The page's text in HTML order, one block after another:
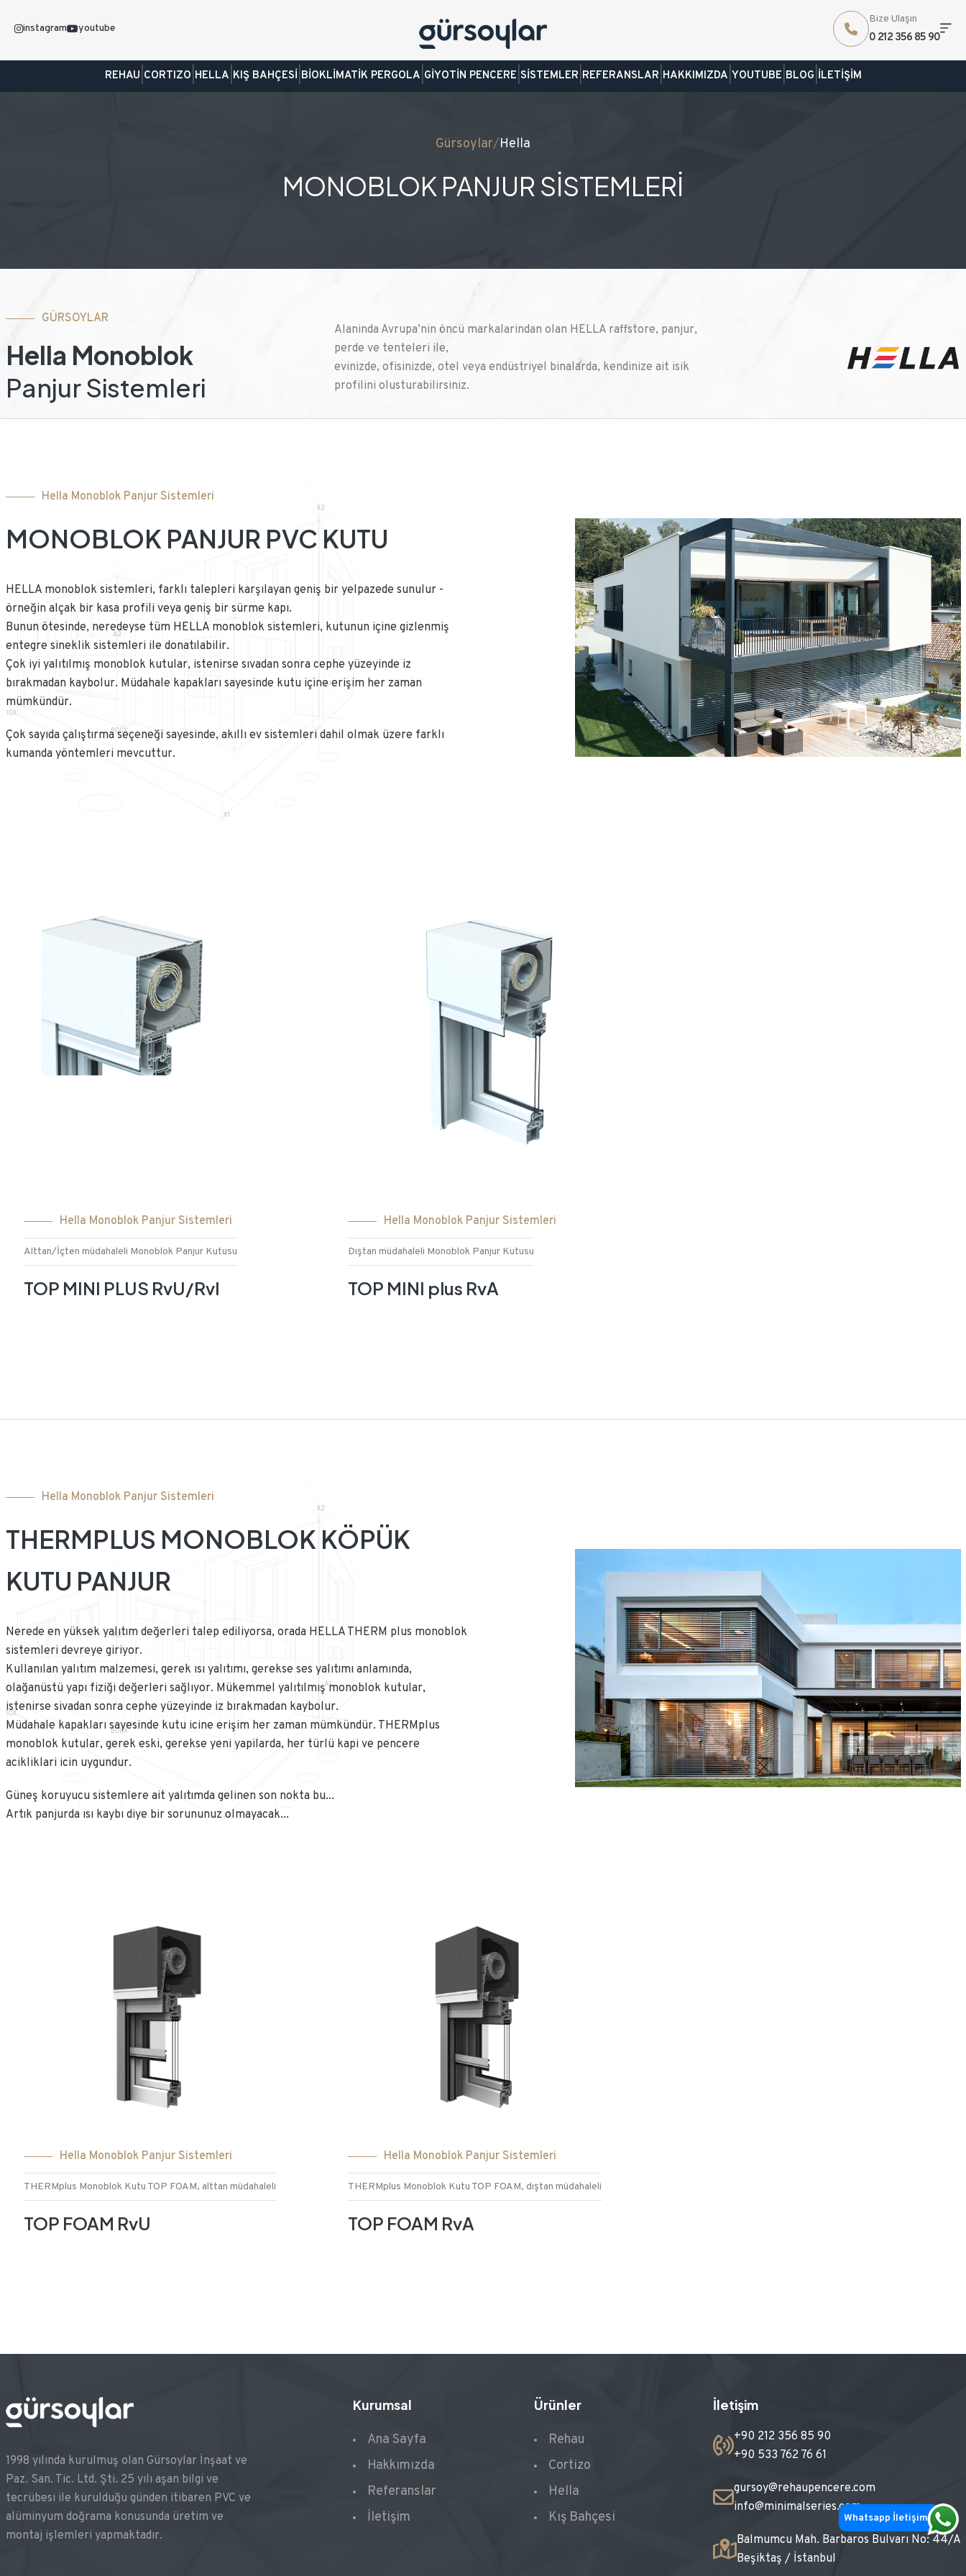
instagram youtube
REHAU CORTIZO HELLA KIŞ BAHÇESİ BİOKLİMATİK PERGOLA GİYOTİN PENCERE SİSTEMLER REFERANSLAR HAKKIMIZDA YOUTUBE BLOG İLETİŞİM
Bize Ulaşın
0 212 356 85 90
Gürsoylar/Hella
MONOBLOK PANJUR SİSTEMLERİ
GÜRSOYLAR
Hella Monoblok
Panjur Sistemleri
Alaninda Avrupa’nin öncü markalarindan olan HELLA raffstore, panjur,
perde ve tenteleri ile,
evinizde, ofisinizde, otel veya endüstriyel binalarda, kendinize ait isik
profilini olusturabilirsiniz.
Hella Monoblok Panjur Sistemleri
MONOBLOK PANJUR PVC KUTU
HELLA monoblok sistemleri, farklı talepleri karşılayan geniş bir yelpazede sunulur -
örneğin alçak bir kasa profili veya geniş bir sürme kapı.
Bunun ötesinde, neredeyse tüm HELLA monoblok sistemleri, kutunun içine gizlenmiş
entegre sineklik sistemleri ile donatılabilir.
Çok iyi yalıtılmış monoblok kutular, istenirse sıvadan sonra cephe yüzeyinde iz
bırakmadan kaybolur. Müdahale kapakları sayesinde kutu içine erişim her zaman
mümkündür.
Çok sayıda çalıştırma seçeneği sayesinde, akıllı ev sistemleri dahil olmak üzere farklı
kumanda yöntemleri mevcuttur.
Hella Monoblok Panjur Sistemleri
Alttan/İçten müdahaleli Monoblok Panjur Kutusu
TOP MINI PLUS RvU/RvI
Hella Monoblok Panjur Sistemleri
Dıştan müdahaleli Monoblok Panjur Kutusu
TOP MINI plus RvA
Hella Monoblok Panjur Sistemleri
THERMPLUS MONOBLOK KÖPÜK
KUTU PANJUR
Nerede en yüksek yalıtım değerleri talep ediliyorsa, orada HELLA THERM plus monoblok
sistemleri devreye giriyor.
Kullanılan yalıtım malzemesi, gerek ısı yalıtımı, gerekse ses yalıtımı anlamında,
olağanüstü yapı fiziği değerleri sağlıyor. Mükemmel yalıtılmış monoblok kutular,
istenirse sivadan sonra cephe yüzeyinde iz bırakmadan kaybolur.
Müdahale kapakları sayesinde kutu icine erişim her zaman mümkündür. THERMplus
monoblok kutular, gerek eski, gerekse yeni yapilarda, her türlü kapi ve pencere
acikliklari icin uygundur.
Güneş koruyucu sistemlere ait yalıtımda gelinen son nokta bu...
Artık panjurda ısı kaybı diye bir sorununuz olmayacak...
Hella Monoblok Panjur Sistemleri
THERMplus Monoblok Kutu TOP FOAM, alttan müdahaleli
TOP FOAM RvU
Hella Monoblok Panjur Sistemleri
THERMplus Monoblok Kutu TOP FOAM, dıştan müdahaleli
TOP FOAM RvA
1998 yılında kurulmuş olan Gürsoylar İnşaat ve
Paz. San. Tic. Ltd. Şti. 25 yılı aşan bilgi ve
tecrübesi ile kurulduğu günden itibaren PVC ve
alüminyum doğrama konusunda üretim ve
montaj işlemleri yapmaktadır.
Kurumsal
Ana Sayfa
Hakkımızda
Referanslar
İletişim
Ürünler
Rehau
Cortizo
Hella
Kış Bahçesi
İletişim
+90 212 356 85 90
+90 533 762 76 61
gursoy@rehaupencere.com
info@minimalseries.com
Balmumcu Mah. Barbaros Bulvarı No: 44/A
Beşiktaş / İstanbul
Whatsapp İletişim